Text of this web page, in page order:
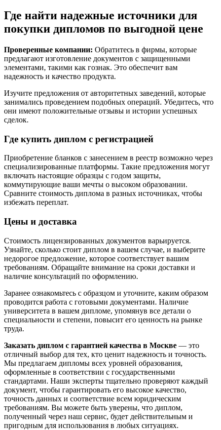
Где найти надежные источники для
покупки дипломов по выгодной цене
Проверенные компании: Обратитесь в фирмы, которые
предлагают изготовление документов с защищенными
элементами, такими как гознак. Это обеспечит вам
надежность и качество продукта.
Изучите предложения от авторитетных заведений, которые
занимались проведением подобных операций. Убедитесь, что
они имеют положительные отзывы и истории успешных
сделок.
Где купить диплом с регистрацией
Приобретение бланков с занесением в реестр возможно через
специализированные платформы. Такие предложения могут
включать настоящие образцы с годом защиты,
коммутирующие ваши мечты о высоком образовании.
Сравните стоимость диплома в разных источниках, чтобы
избежать переплат.
Цены и доставка
Стоимость лицензированных документов варьируется.
Узнайте, сколько стоит диплом в вашем случае, и выберите
недорогое предложение, которое соответствует вашим
требованиям. Обращайте внимание на сроки доставки и
наличие консультаций по оформлению.
Заранее ознакомьтесь с образцом и уточните, каким образом
проводится работа с готовыми документами. Наличие
университета в вашем дипломе, упомянув все детали о
специальности и степени, повысит его ценность на рынке
труда.
Заказать диплом с гарантией качества в Москве — это
отличный выбор для тех, кто ценит надежность и точность.
Мы предлагаем дипломы всех уровней образования,
оформленные в соответствии с государственными
стандартами. Наши эксперты тщательно проверяют каждый
документ, чтобы гарантировать его высокое качество,
точность данных и соответствие всем юридическим
требованиям. Вы можете быть уверены, что диплом,
полученный через наш сервис, будет действительным и
пригодным для использования в любых ситуациях.